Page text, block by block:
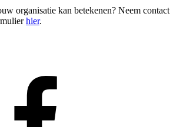
organisatie kan betekenen? Neem contact
hier.